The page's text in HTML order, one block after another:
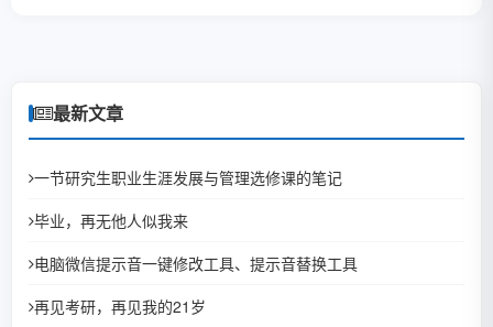
最新文章
一节研究生职业生涯发展与管理选修课的笔记
毕业，再无他人似我来
电脑微信提示音一键修改工具、提示音替换工具
再见考研，再见我的21岁